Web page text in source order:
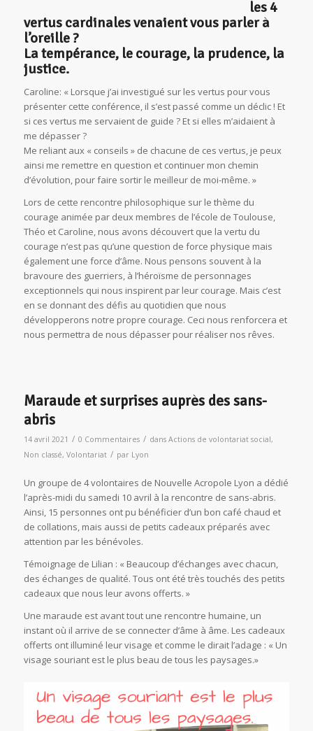
les 4
vertus cardinales venaient vous parler à
l’oreille ?
La tempérance, le courage, la prudence, la
justice.
Caroline: « Lorsque j’ai investigué sur les vertus pour vous
présenter cette conférence, il s’est passé comme un déclic ! Et
si ces vertus me servaient de guide ? Et si elles m’aidaient à
me dépasser ?
Me reliant aux « conseils » de chacune de ces vertus, je peux
ainsi me remettre en question et continuer mon chemin
d’évolution, pour faire sortir le meilleur de moi-même. »
Lors de cette rencontre philosophique sur le thème du
courage animée par deux membres de l’école de Toulouse,
Théo et Caroline, nous avons découvert que la vertu du
courage n’est pas qu’une question de force physique mais
également une force d’âme. Nous pensons souvent à la
bravoure des guerriers, à l’héroïsme de personnages
exceptionnels qui nous inspirent par leur courage. Mais c’est
en se donnant des défis au quotidien que nous
développerons notre propre courage. Ceci nous renforcera et
nous permettra de nous dépasser pour réaliser nos rêves.
Maraude et surprises auprès des sans-
abris
14 avril 2021 / 0 Commentaires / dans Actions de volontariat social,
Non classé, Volontariat / par Lyon
Un groupe de 4 volontaires de Nouvelle Acropole Lyon a dédié
l’après-midi du samedi 10 avril à la rencontre de sans-abris.
Ainsi, 15 personnes ont pu bénéficier d’un bon café chaud et
de collations, mais aussi de petits cadeaux préparés avec
attention par les bénévoles.
Témoignage de Lilian : « Beaucoup d’échanges avec chacun,
des échanges de qualité. Tous ont été très touchés des petits
cadeaux que nous leur avons offerts. »
Une maraude est avant tout une rencontre humaine, un
instant où il arrive de se connecter d’âme à âme. Les cadeaux
offerts ont illuminé leur visage et comme le dirait l’adage : « Un
visage souriant est le plus beau de tous les paysages.»